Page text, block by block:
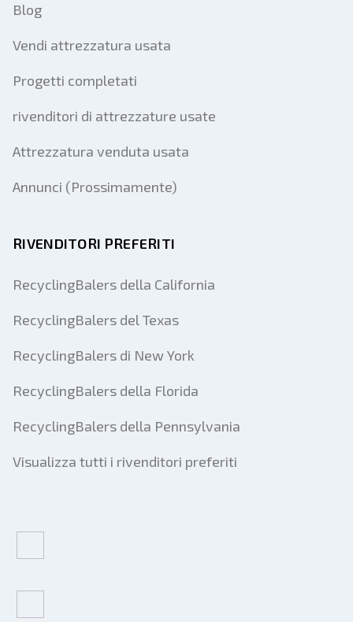
Blog
Vendi attrezzatura usata
Progetti completati
rivenditori di attrezzature usate
Attrezzatura venduta usata
Annunci (Prossimamente)
RIVENDITORI PREFERITI
RecyclingBalers della California
RecyclingBalers del Texas
RecyclingBalers di New York
RecyclingBalers della Florida
RecyclingBalers della Pennsylvania
Visualizza tutti i rivenditori preferiti